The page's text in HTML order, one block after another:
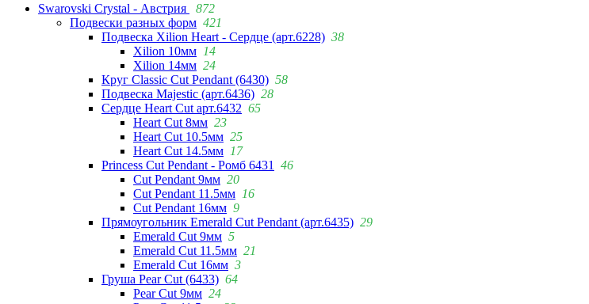
Swarovski Crystal - Австрия
872
Подвески разных форм 421
Подвеска Xilion Heart - Сердце (арт.6228) 38
Xilion 10мм 14
Xilion 14мм 24
Круг Classic Cut Pendant (6430) 58
Подвеска Majestic (арт.6436) 28
Сердце Heart Cut арт.6432 65
Heart Cut 8мм 23
Heart Cut 10.5мм 25
Heart Cut 14.5мм 17
Princess Cut Pendant - Ромб 6431
46
Cut Pendant 9мм 20
Cut Pendant 11.5мм 16
Cut Pendant 16мм 9
Прямоугольник Emerald Cut Pendant (арт.6435) 29
Emerald Cut 9мм 5
Emerald Cut 11.5мм 21
Emerald Cut 16мм 3
Груша Pear Cut (6433) 64
Pear Cut 9мм 24